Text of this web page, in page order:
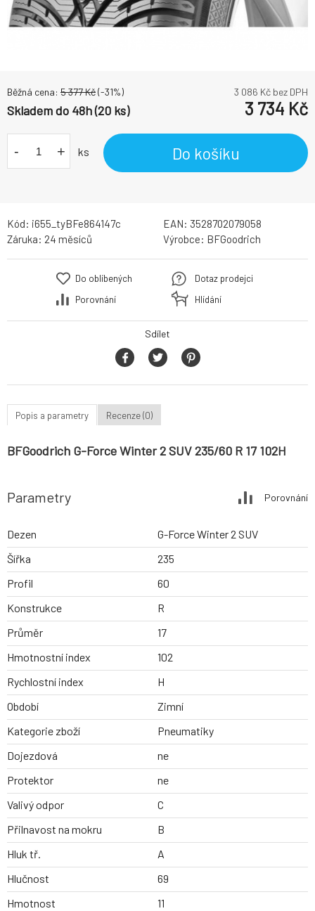
Běžná cena: 5 377Kč(-31%) 3 086 Kč bez DPH
Skladem do 48h (20 ks) 3 734 Kč
- + ks Do košíku
Kód: i655_tyBFe864147c EAN: 3528702079058
Záruka: 24 měsíců Výrobce: BFGoodrich
Do oblíbených
Porovnání
Dotaz prodejci
Hlídání
Sdílet
Popis a parametry Recenze (0)
BFGoodrich G-Force Winter 2 SUV 235/60 R 17 102H
Parametry Porovnání
Dezen
G-Force Winter 2 SUV
Šířka
235
Profil
60
Konstrukce
R
Průměr
17
Hmotnostní index
102
Rychlostní index
H
Období
Zimní
Kategorie zboží
Pneumatiky
Dojezdová
ne
Protektor
ne
Valivý odpor
C
Přilnavost na mokru
B
Hluk tř.
A
Hlučnost
69
Hmotnost
11